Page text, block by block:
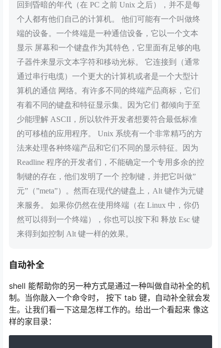
回到昏暗的年代（在 PC 之前 Unix 之后），并不是每
个人都有他们自己的计算机。 他们可能有一个叫做终
端的设备。一个终端是一种通信设备，它以一个文本
显示 屏幕和一个键盘作为其特色，它里面有足够的电
子器件来显示文本字符和移动光标。 它连接到（通常
通过串行电缆）一个更大的计算机或者是一个大型计
算机的通信 网络。有许多不同的终端产品商标，它们
有着不同的键盘和特征显示集。因为它们 都倾向于至
少能理解 ASCII，所以软件开发者想要符合最低标准
的可移植的应用程序。 Unix 系统有一个非常精巧的方
法来处理各种终端产品和它们不同的显示特征。因为
Readline 程序的开发者们，不能确定一个专用多余的控
制键的存在，他们发明了一个 控制键，并把它叫做”
元”（”meta”）。然而在现代的键盘上，Alt 键作为元键
来服务。 如果你仍然在使用终端（在 Linux 中，你仍
然可以得到一个终端），你也可以按下和 释放 Esc 键
来得到如控制 Alt 键一样的效果。
自动补全
shell 能帮助你的另一种方式是通过一种叫做自动补全的机
制。当你敲入一个命令时， 按下 tab 键，自动补全就会发
生。让我们看一下这是怎样工作的。给出一个看起来 像这
样的家目录：